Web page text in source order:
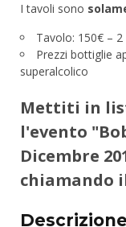
I tavoli sono
Tavolo: 150€ –
Prezzi bottiglie
superalcolico
Mettiti in
l'evento
Dicembre
chiamando